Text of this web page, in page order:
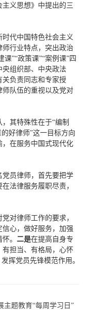
主义思想》中提出的三
代中国特色社会主义
行业特点，突出政治
”“政策课”“案例课”四
组织部、中央政法
负责同志和专家授
队伍的重视以及党对
其特殊性在于“编制
好律师”这一目标方向
在服务中国式现代化
员律师，首先要把学
法律服务履职尽责，
党对律师工作的要求，
心，做好服务，加强
。 二是在提高自身专
担当、有格局，心怀
挥党员先锋模范作用。
主题教育“每周学习日”